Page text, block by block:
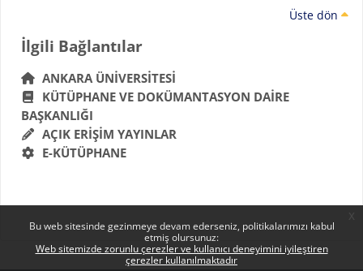
Bu web sitesinde gezinmeye devam ederseniz, politikalarımızı kabul
etmiş olursunuz:
Web sitemizde zorunlu çerezler ve kullanıcı deneyimini iyileştiren
çerezler kullanılmaktadır
Üste dön
Bloklar
İlgili Bağlantılar 'yı atla
İlgili Bağlantılar
ANKARA ÜNIVERSITESI
KÜTÜPHANE VE DOKÜMANTASYON DAIRE
BAŞKANLIĞI
AÇIK ERIŞIM YAYINLAR
E-KÜTÜPHANE